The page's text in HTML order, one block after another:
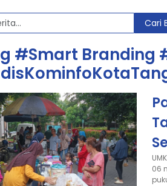
Cari
#Smart Branding
06